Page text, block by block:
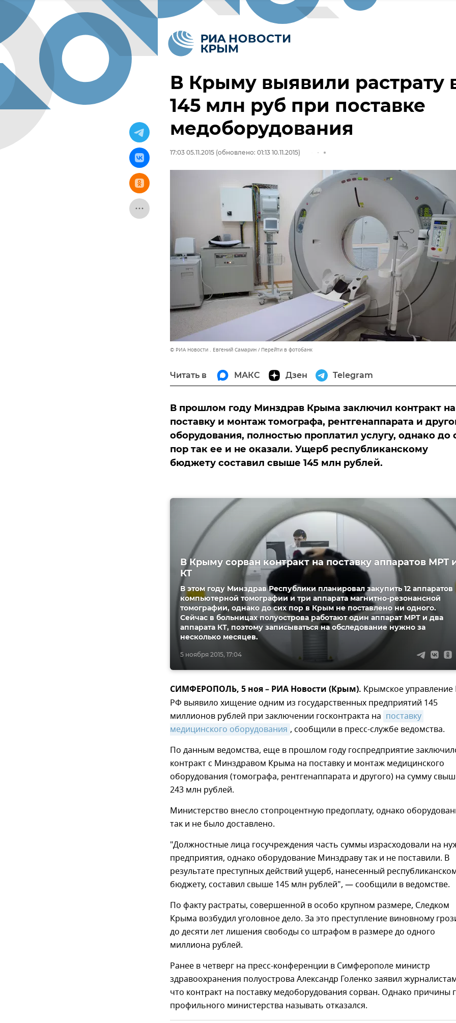
В Крыму выявили растрату
145 млн руб при поставке
медоборудования
17:03 05.11.2015 (обновлено: 01:13 10.11.2015)
© РИА Новости . Евгений Самарин Перейти в фотобанк
Читать в МАКС Дзен Telegram
В прошлом году Минздрав Крыма заключил контракт на
поставку и монтаж томографа, рентгенаппарата и
оборудования, полностью проплатил услугу, однако до
пор так ее и не оказали. Ущерб республиканскому
бюджету составил свыше 145 млн рублей.
5 ноября 2015, 17:04
В Крыму сорван контракт на поставку аппаратов МРТ
КТ
В этом году Минздрав Республики планировал закупить 12 аппаратов
компьютерной томографии и три аппарата магнитно-резонансной
томографии, однако до сих пор в Крым не поставлено ни одного.
Сейчас в больницах полуострова работают один аппарат МРТ и два
аппарата КТ, поэтому записываться на обследование нужно за
несколько месяцев.
СИМФЕРОПОЛЬ, 5 ноя – РИА Новости (Крым). Крымское
РФ выявило хищение одним из государственных предприятий 145
миллионов рублей при заключении госконтракта на поставку
медицинского оборудования , сообщили в пресс-службе ведомства.
По данным ведомства, еще в прошлом году госпредприятие
контракт с Минздравом Крыма на поставку и монтаж медицинского
оборудования (томографа, рентгенаппарата и другого) на сумму
243 млн рублей.
Министерство внесло стопроцентную предоплату, однако
так и не было доставлено.
"Должностные лица госучреждения часть суммы израсходовали на
предприятия, однако оборудование Минздраву так и не поставили. В
результате преступных действий ущерб, нанесенный
бюджету, составил свыше 145 млн рублей", — сообщили в ведомстве.
По факту растраты, совершенной в особо крупном размере, Следком
Крыма возбудил уголовное дело. За это преступление виновному
до десяти лет лишения свободы со штрафом в размере до одного
миллиона рублей.
Ранее в четверг на пресс-конференции в Симферополе министр
здравоохранения полуострова Александр Голенко заявил
что контракт на поставку медоборудования сорван. Однако причины
профильного министерства называть отказался.